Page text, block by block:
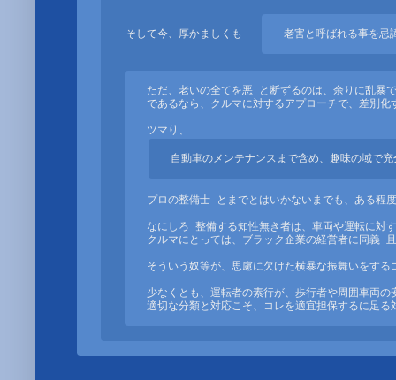
そして今、厚かましくも 老害と呼ばれる事を忌
ただ、老いの全てを悪 と断ずるのは、余りに乱暴
であるなら、クルマに対するアプローチで、差別
自動車のメンテナンスまで含め、趣味の域で
プロの整備士 とまでとはいかないまでも、ある程
なにしろ 整備する知性無き者は、車両や運転に対
クルマにとっては、ブラック企業の経営者に同義
そういう奴等が、思慮に欠けた横暴な振舞いをす
少なくとも、運転者の素行が、歩行者や周囲車両
適切な分類と対応こそ、コレを適宜担保するに足る